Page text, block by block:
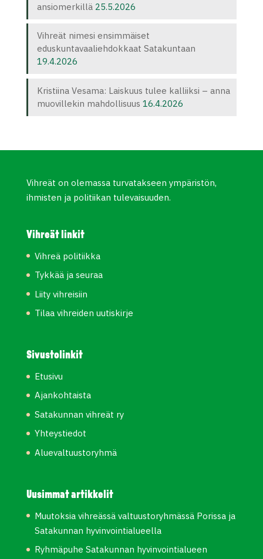
ansiomerkillä 25.5.2026
Vihreät nimesi ensimmäiset
eduskuntavaaliehdokkaat Satakuntaan
19.4.2026
Kristiina Vesama: Laiskuus tulee kalliiksi – anna
muovillekin mahdollisuus 16.4.2026
Vihreät on olemassa turvatakseen ympäristön,
ihmisten ja politiikan tulevaisuuden.
Vihreät linkit
Vihreä politiikka
Tykkää ja seuraa
Liity vihreisiin
Tilaa vihreiden uutiskirje
Sivustolinkit
Etusivu
Ajankohtaista
Satakunnan vihreät ry
Yhteystiedot
Aluevaltuustoryhmä
Uusimmat artikkelit
Muutoksia vihreässä valtuustoryhmässä Porissa ja
Satakunnan hyvinvointialueella
Ryhmäpuhe Satakunnan hyvinvointialueen